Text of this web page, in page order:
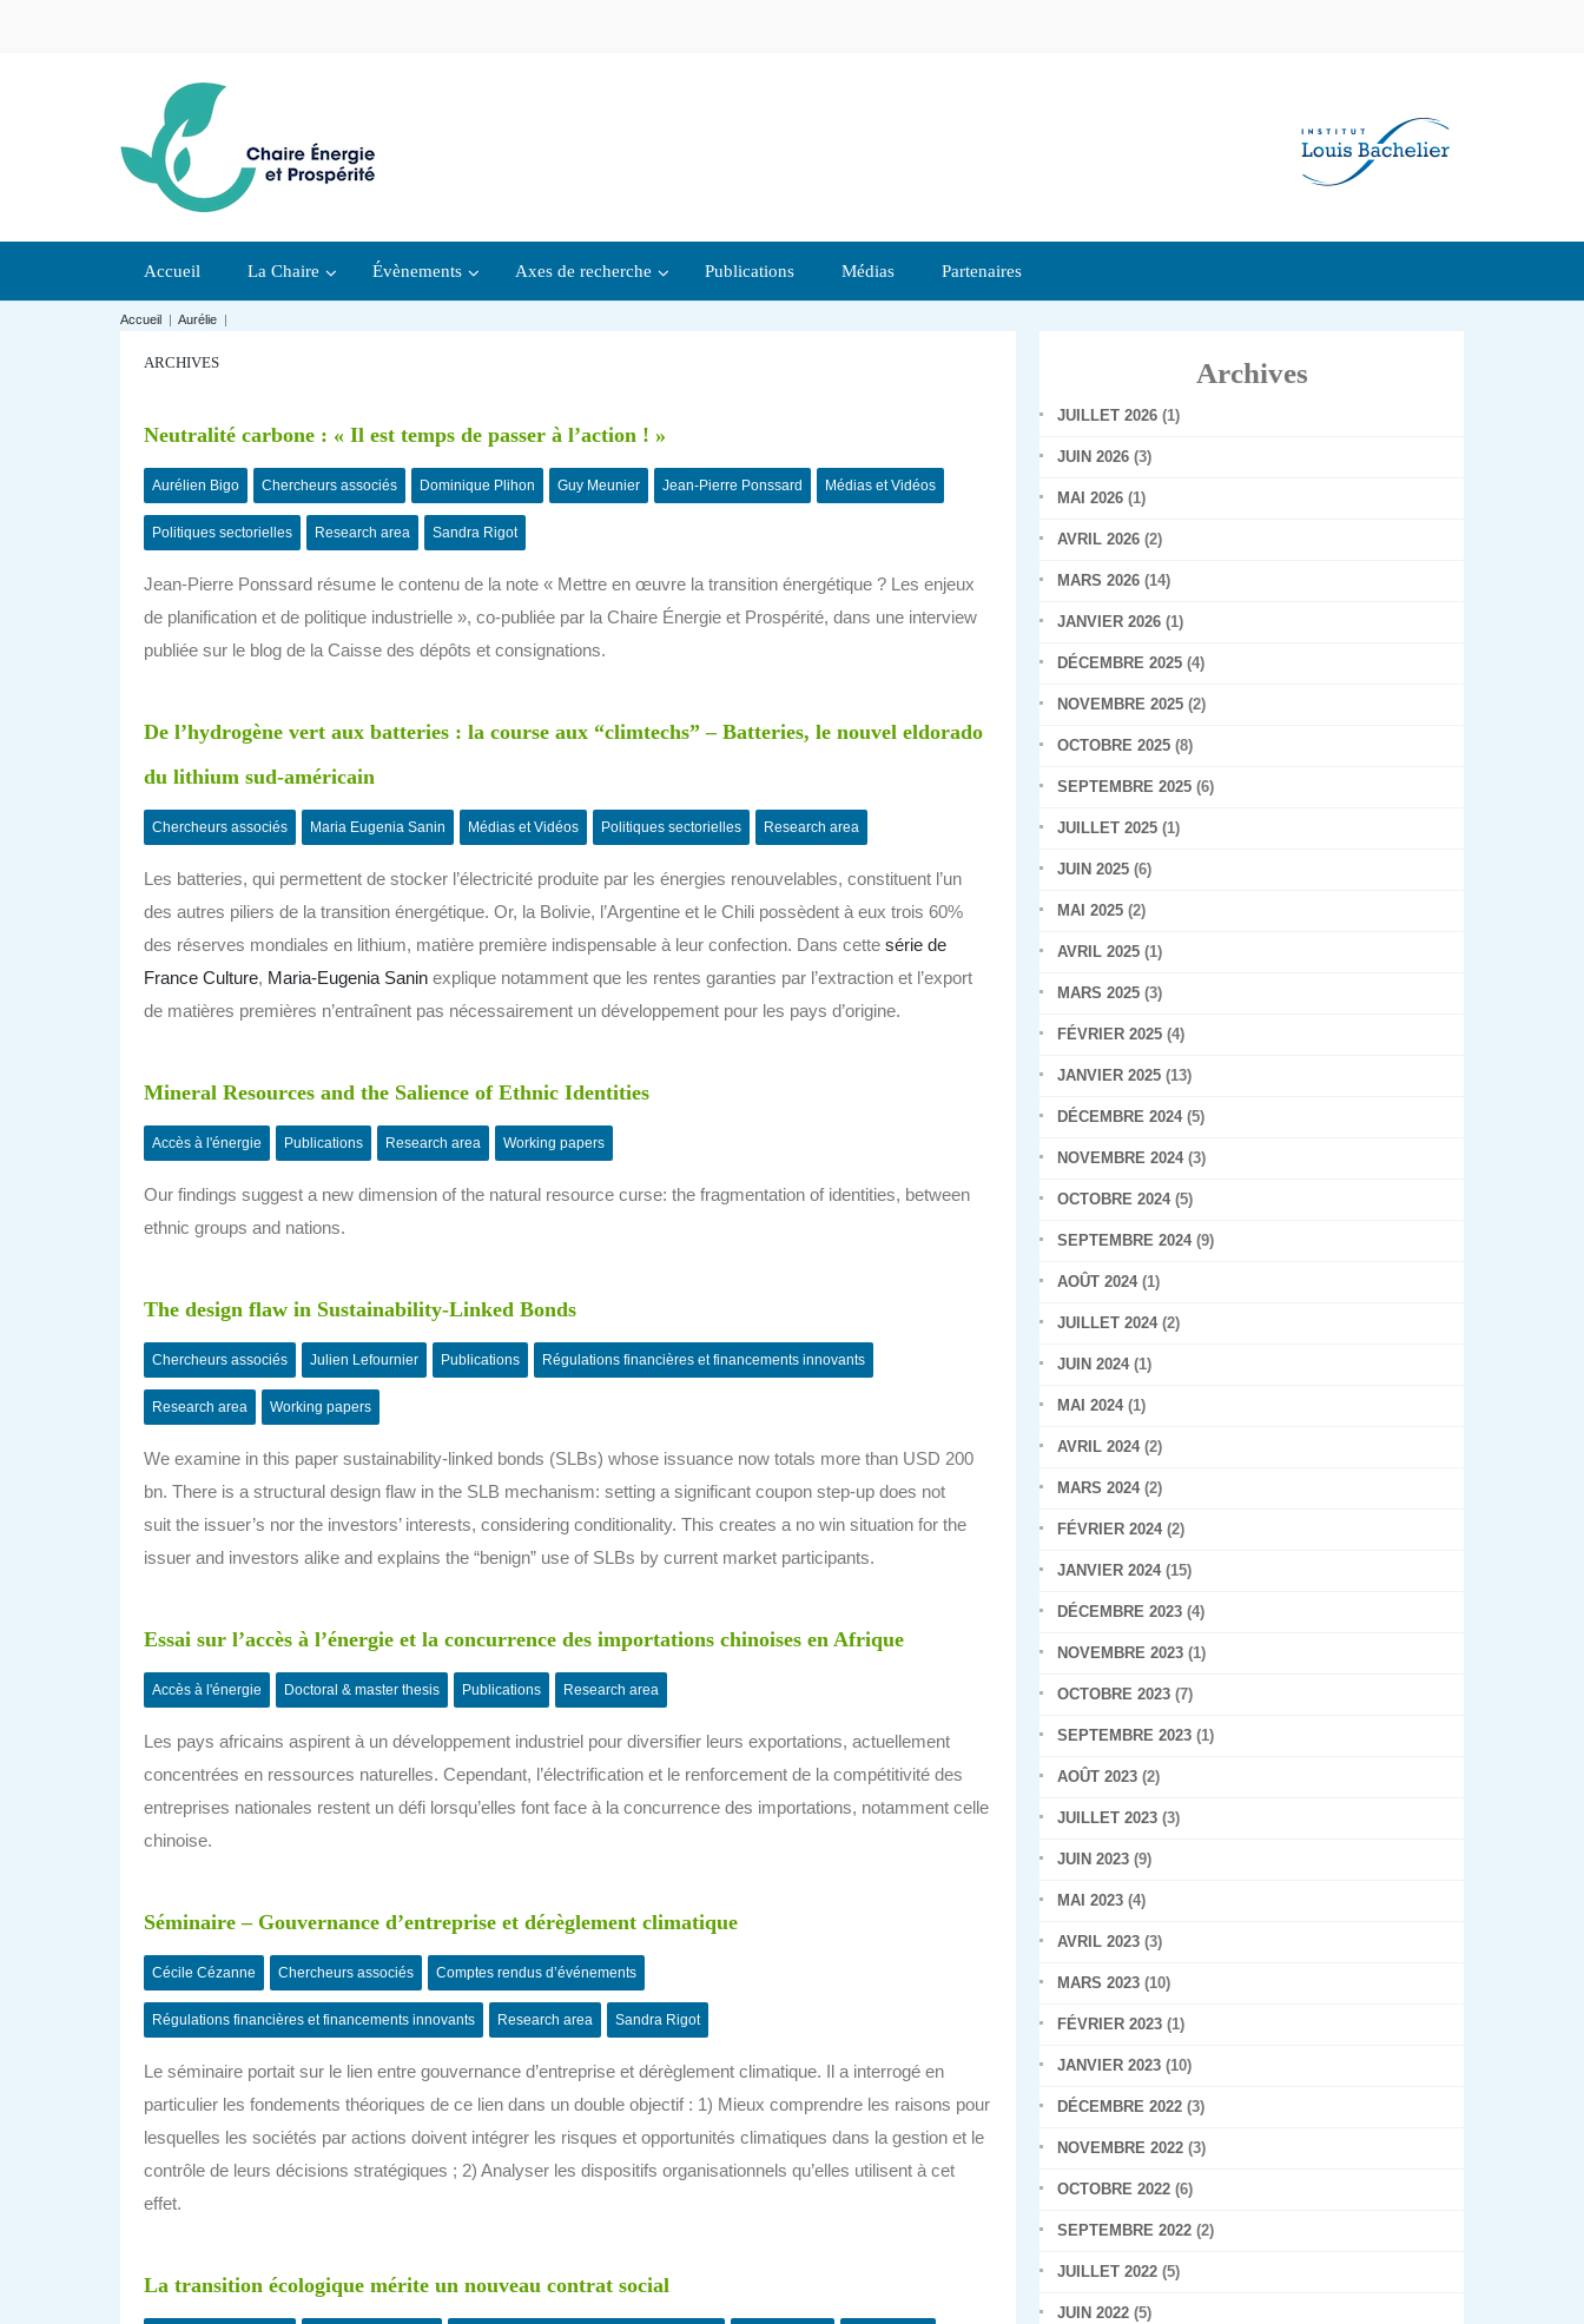
Accueil La Chaire Évènements Axes de recherche Publications Médias Partenaires
Accueil | Aurélie |
ARCHIVES
Neutralité carbone : « Il est temps de passer à l’action ! »
Aurélien Bigo Chercheurs associés Dominique Plihon Guy Meunier Jean-Pierre Ponssard Médias et Vidéos
Politiques sectorielles Research area Sandra Rigot
Jean-Pierre Ponssard résume le contenu de la note « Mettre en œuvre la transition énergétique ? Les enjeux
de planification et de politique industrielle », co-publiée par la Chaire Énergie et Prospérité, dans une interview
publiée sur le blog de la Caisse des dépôts et consignations.
De l’hydrogène vert aux batteries : la course aux “climtechs” – Batteries, le nouvel eldorado
du lithium sud-américain
Chercheurs associés Maria Eugenia Sanin Médias et Vidéos Politiques sectorielles Research area
Les batteries, qui permettent de stocker l’électricité produite par les énergies renouvelables, constituent l’un
des autres piliers de la transition énergétique. Or, la Bolivie, l’Argentine et le Chili possèdent à eux trois 60%
des réserves mondiales en lithium, matière première indispensable à leur confection. Dans cette série de
France Culture, Maria-Eugenia Sanin explique notamment que les rentes garanties par l’extraction et l’export
de matières premières n’entraînent pas nécessairement un développement pour les pays d’origine.
Mineral Resources and the Salience of Ethnic Identities
Accès à l'énergie Publications Research area Working papers
Our findings suggest a new dimension of the natural resource curse: the fragmentation of identities, between
ethnic groups and nations.
The design flaw in Sustainability-Linked Bonds
Chercheurs associés Julien Lefournier Publications Régulations financières et financements innovants
Research area Working papers
We examine in this paper sustainability-linked bonds (SLBs) whose issuance now totals more than USD 200
bn. There is a structural design flaw in the SLB mechanism: setting a significant coupon step-up does not
suit the issuer’s nor the investors’ interests, considering conditionality. This creates a no win situation for the
issuer and investors alike and explains the “benign” use of SLBs by current market participants.
Essai sur l’accès à l’énergie et la concurrence des importations chinoises en Afrique
Accès à l'énergie Doctoral & master thesis Publications Research area
Les pays africains aspirent à un développement industriel pour diversifier leurs exportations, actuellement
concentrées en ressources naturelles. Cependant, l’électrification et le renforcement de la compétitivité des
entreprises nationales restent un défi lorsqu’elles font face à la concurrence des importations, notamment celle
chinoise.
Séminaire – Gouvernance d’entreprise et dérèglement climatique
Cécile Cézanne Chercheurs associés Comptes rendus d’événements
Régulations financières et financements innovants Research area Sandra Rigot
Le séminaire portait sur le lien entre gouvernance d’entreprise et dérèglement climatique. Il a interrogé en
particulier les fondements théoriques de ce lien dans un double objectif : 1) Mieux comprendre les raisons pour
lesquelles les sociétés par actions doivent intégrer les risques et opportunités climatiques dans la gestion et le
contrôle de leurs décisions stratégiques ; 2) Analyser les dispositifs organisationnels qu’elles utilisent à cet
effet.
La transition écologique mérite un nouveau contrat social
Archives
JUILLET 2026 (1)
JUIN 2026 (3)
MAI 2026 (1)
AVRIL 2026 (2)
MARS 2026 (14)
JANVIER 2026 (1)
DÉCEMBRE 2025 (4)
NOVEMBRE 2025 (2)
OCTOBRE 2025 (8)
SEPTEMBRE 2025 (6)
JUILLET 2025 (1)
JUIN 2025 (6)
MAI 2025 (2)
AVRIL 2025 (1)
MARS 2025 (3)
FÉVRIER 2025 (4)
JANVIER 2025 (13)
DÉCEMBRE 2024(5)
NOVEMBRE 2024(3)
OCTOBRE 2024(5)
SEPTEMBRE 2024(9)
AOÛT 2024(1)
JUILLET 2024(2)
JUIN 2024(1)
MAI 2024(1)
AVRIL 2024(2)
MARS 2024(2)
FÉVRIER 2024(2)
JANVIER 2024(15)
DÉCEMBRE 2023 (4)
NOVEMBRE 2023 (1)
OCTOBRE 2023 (7)
SEPTEMBRE 2023 (1)
AOÛT 2023 (2)
JUILLET 2023 (3)
JUIN 2023 (9)
MAI 2023 (4)
AVRIL 2023 (3)
MARS 2023 (10)
FÉVRIER 2023 (1)
JANVIER 2023 (10)
DÉCEMBRE 2022 (3)
NOVEMBRE 2022 (3)
OCTOBRE 2022 (6)
SEPTEMBRE 2022 (2)
JUILLET 2022 (5)
JUIN 2022 (5)